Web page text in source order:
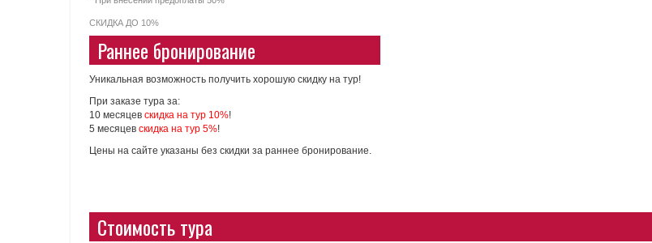
СКИДКА ДО 10%
Раннее бронирование
Уникальная возможность получить хорошую скидку на тур!
При заказе тура за:
10 месяцевскидка на тур 10%!
5 месяцевскидка на тур 5%!
Цены на сайте указаны без скидки за раннее бронирование.
Стоимость тура